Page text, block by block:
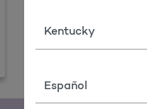
Estado
Idioma
Buscar